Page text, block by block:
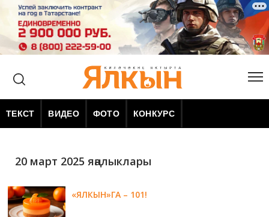
ТЕКСТ ВИДЕО ФОТО КОНКУРС
20 март 2025 яңалыклары
«ЯЛКЫН»ГА – 101!